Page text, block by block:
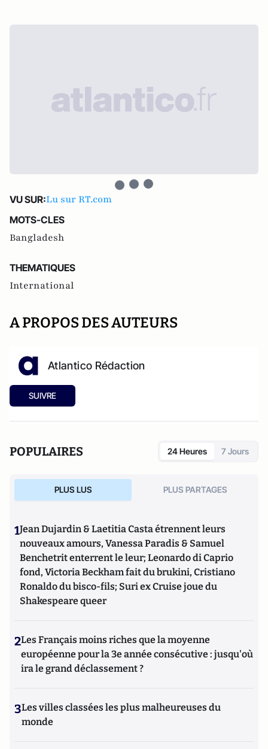
VU SUR:Lu sur RT.com
MOTS-CLES
Bangladesh
THEMATIQUES
International
A PROPOS DES AUTEURS
Atlantico Rédaction
SUIVRE
POPULAIRES 24 Heures 7 Jours
PLUS LUS PLUS PARTAGES
1Jean Dujardin & Laetitia Casta étrennent leurs
nouveaux amours, Vanessa Paradis & Samuel
Benchetrit enterrent le leur; Leonardo di Caprio
fond, Victoria Beckham fait du brukini, Cristiano
Ronaldo du bisco-fils; Suri ex Cruise joue du
Shakespeare queer
2Les Français moins riches que la moyenne
européenne pour la 3e année consécutive : jusqu'où
ira le grand déclassement ?
3Les villes classées les plus malheureuses du
monde